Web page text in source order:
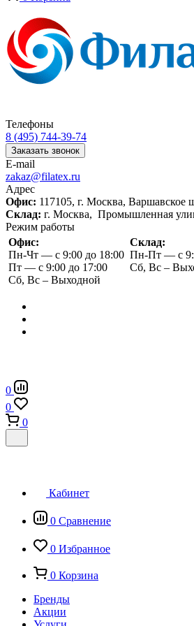
Телефоны
8 (495) 744-39-74
Заказать звонок
E-mail
zakaz@filatex.ru
Адрес
Офис: 117105, г. Москва, Варшавское
Склад: г. Москва, Промышленная
Режим работы
Офис:
Пн-Чт — с 9:00 до 18:00
Пт — с 9:00 до 17:00
Сб, Вс – Выходной
Склад:
Пн-Пт — с
Сб, Вс –
0
0
0
Кабинет
0 Сравнение
0 Избранное
0 Корзина
Бренды
Акции